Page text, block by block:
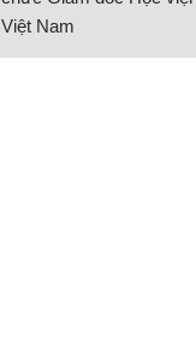
Việt Nam